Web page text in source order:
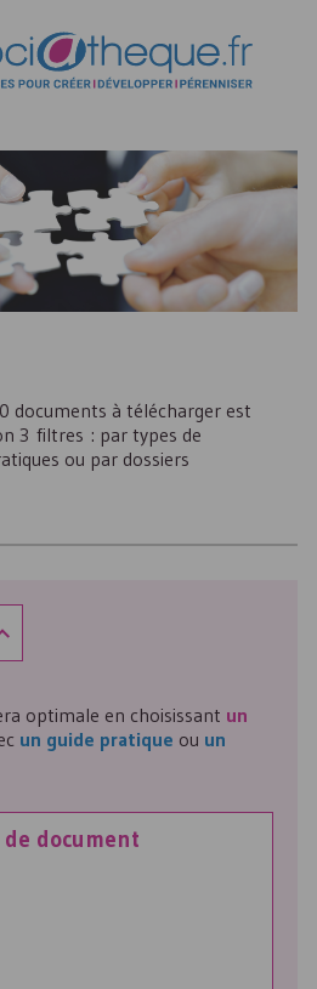
documents à télécharger est
3 filtres : par types de
ou par dossiers
optimale en choisissant un
un guide pratique ou un
de document